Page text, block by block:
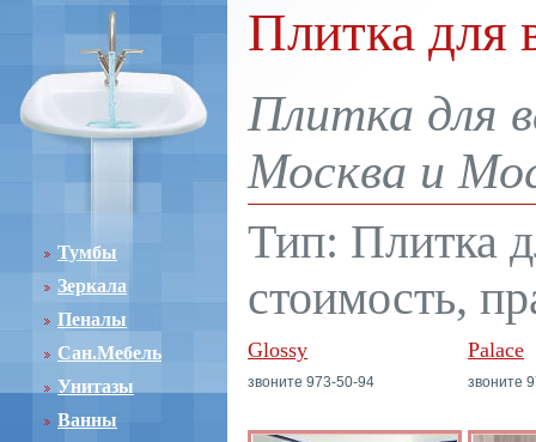
Тумбы
Зеркала
Пеналы
Сан.Мебель
Унитазы
Ванны
Плитка для
Плитка для
Москва и
Тип: Плитка
стоимость,
Glossy
звоните 973-50-94
Palace
звоните